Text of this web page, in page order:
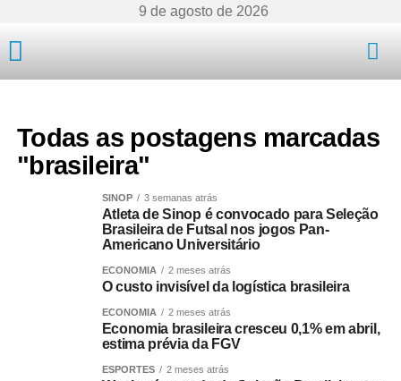
9 de agosto de 2026
Todas as postagens marcadas
"brasileira"
SINOP 3 semanas atrás
Atleta de Sinop é convocado para Seleção
Brasileira de Futsal nos jogos Pan-
Americano Universitário
ECONOMIA 2 meses atrás
O custo invisível da logística brasileira
ECONOMIA 2 meses atrás
Economia brasileira cresceu 0,1% em abril,
estima prévia da FGV
ESPORTES 2 meses atrás